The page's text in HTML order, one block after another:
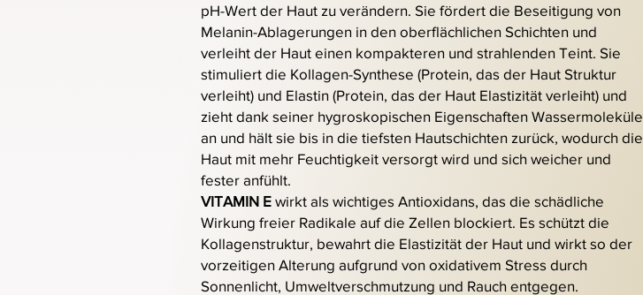
pH-Wert der Haut zu verändern. Sie fördert die Beseitigung von
Melanin-Ablagerungen in den oberflächlichen Schichten und
verleiht der Haut einen kompakteren und strahlenden Teint. Sie
stimuliert die Kollagen-Synthese (Protein, das der Haut Struktur
verleiht) und Elastin (Protein, das der Haut Elastizität verleiht) und
zieht dank seiner hygroskopischen Eigenschaften Wassermoleküle
an und hält sie bis in die tiefsten Hautschichten zurück, wodurch die
Haut mit mehr Feuchtigkeit versorgt wird und sich weicher und
fester anfühlt.
VITAMIN E wirkt als wichtiges Antioxidans, das die schädliche
Wirkung freier Radikale auf die Zellen blockiert. Es schützt die
Kollagenstruktur, bewahrt die Elastizität der Haut und wirkt so der
vorzeitigen Alterung aufgrund von oxidativem Stress durch
Sonnenlicht, Umweltverschmutzung und Rauch entgegen.